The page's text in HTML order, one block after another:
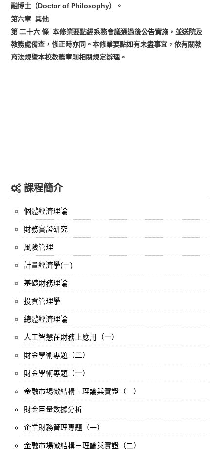
融博士（Doctor of Philosophy）。
第六章 其他
第二十六 條 本修業要點經系務會議通過後公告實施，並送院及
教務處備查，修正時亦同。本修業要點如有未盡事宜，依有關教
育法規暨本校教務章則相關規定辦理。
課程簡介
個體經濟理論
財務實證研究
風險管理
計量經濟學(ㄧ)
基礎財務理論
投資管理學
總體經濟理論
人工智慧在財務上應用（一）
財金學術專題（二）
財金學術專題（一）
金融市場微結構－理論與實證（一）
財金巨量數據分析
企業財務管理專題（一）
金融市場微結構－理論與實證（二）